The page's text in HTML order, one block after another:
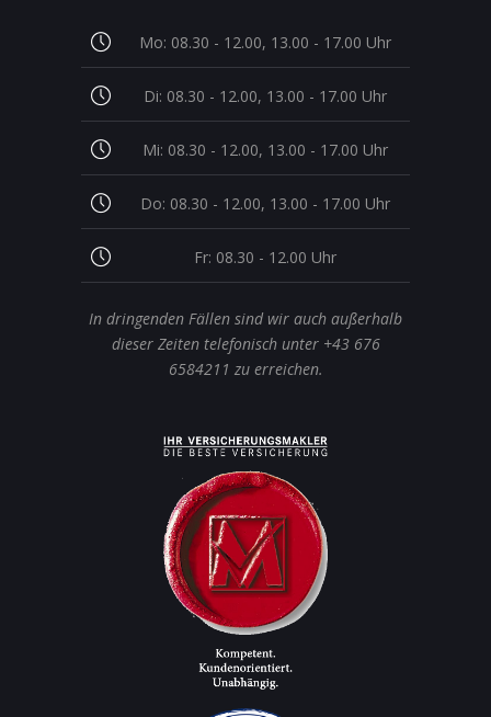
Mo: 08.30 - 12.00, 13.00 - 17.00 Uhr
Di: 08.30 - 12.00, 13.00 - 17.00 Uhr
Mi: 08.30 - 12.00, 13.00 - 17.00 Uhr
Do: 08.30 - 12.00, 13.00 - 17.00 Uhr
Fr: 08.30 - 12.00 Uhr
In dringenden Fällen sind wir auch außerhalb
dieser Zeiten telefonisch unter +43 676
6584211 zu erreichen.